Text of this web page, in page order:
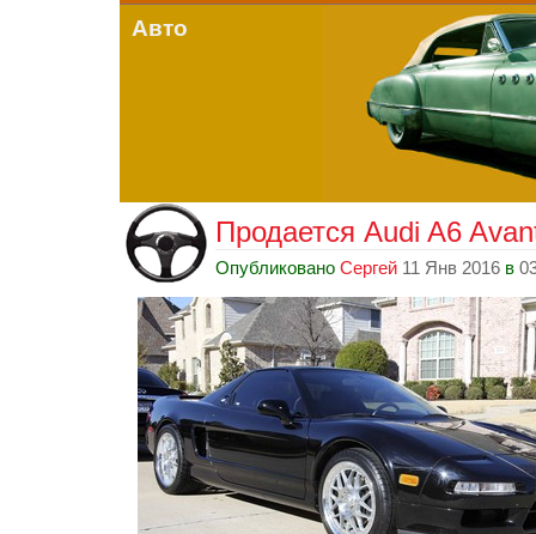
Авто
Продается Audi A6
Опубликовано Сергей 11 Янв 2016 в